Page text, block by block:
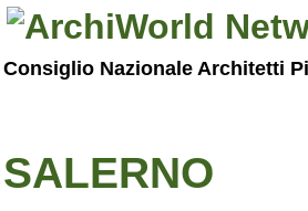
Consiglio Nazionale Architetti
SALERNO